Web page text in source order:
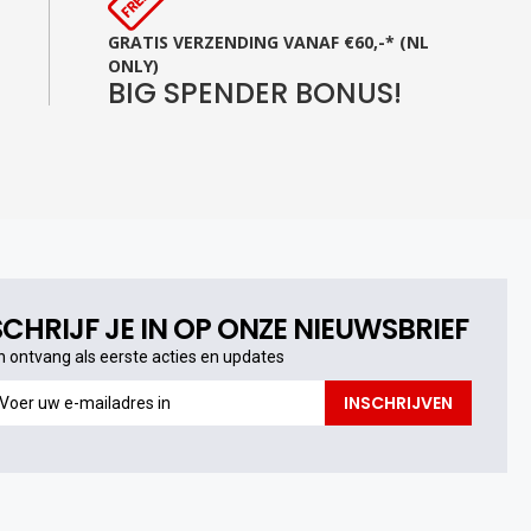
GRATIS VERZENDING VANAF €60,-* (NL
ONLY)
BIG SPENDER BONUS!
JE IN OP ONZE NIEUWSBRIEF
ontvang als eerste acties en updates
INSCHRIJVEN